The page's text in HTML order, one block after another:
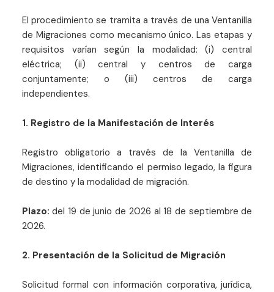
El procedimiento se tramita a través de una Ventanilla
de Migraciones como mecanismo único. Las etapas y
requisitos varían según la modalidad: (i) central
eléctrica; (ii) central y centros de carga
conjuntamente; o (iii) centros de carga
independientes.
1. Registro de la Manifestación de Interés
Registro obligatorio a través de la Ventanilla de
Migraciones, identificando el permiso legado, la figura
de destino y la modalidad de migración.
Plazo: del 19 de junio de 2026 al 18 de septiembre de
2026.
2. Presentación de la Solicitud de Migración
Solicitud formal con información corporativa, jurídica,